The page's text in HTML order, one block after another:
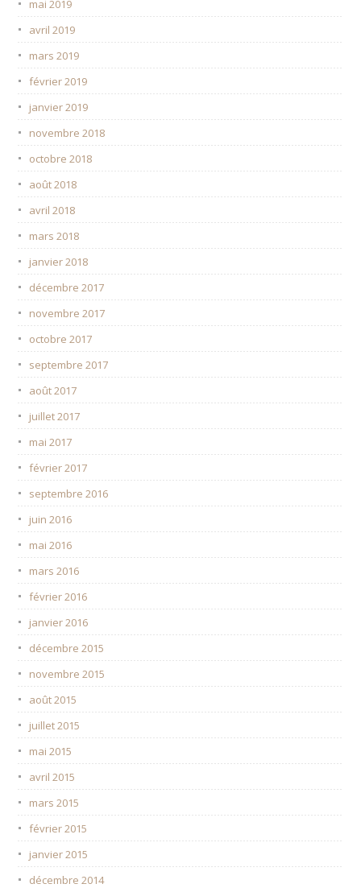
mai 2019
avril 2019
mars 2019
février 2019
janvier 2019
novembre 2018
octobre 2018
août 2018
avril 2018
mars 2018
janvier 2018
décembre 2017
novembre 2017
octobre 2017
septembre 2017
août 2017
juillet 2017
mai 2017
février 2017
septembre 2016
juin 2016
mai 2016
mars 2016
février 2016
janvier 2016
décembre 2015
novembre 2015
août 2015
juillet 2015
mai 2015
avril 2015
mars 2015
février 2015
janvier 2015
décembre 2014